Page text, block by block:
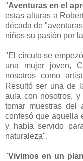
"Aventuras en el
estas alturas a
década de
niños su pasión por
"El círculo se
una mujer joven,
nosotros como
Resultó ser una de
aula con nosotros,
tomar muestras
confesó que aquella
y había servido
naturaleza".
"Vivimos en un